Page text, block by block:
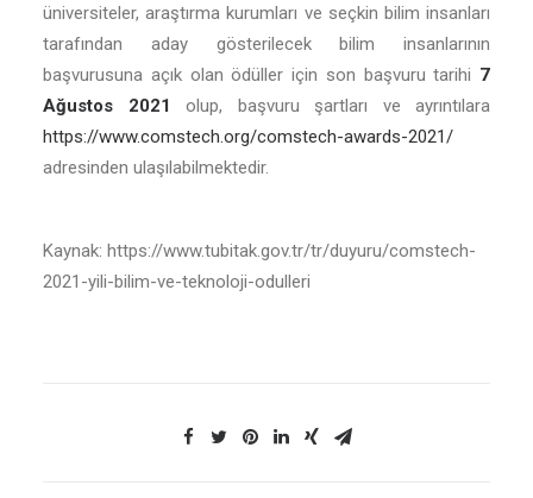
üniversiteler, araştırma kurumları ve seçkin bilim insanları
tarafından aday gösterilecek bilim insanlarının
başvurusuna açık olan ödüller için son başvuru tarihi 7
Ağustos 2021
olup, başvuru şartları ve ayrıntılara
https://www.comstech.org/comstech-awards-2021/
adresinden ulaşılabilmektedir.
Kaynak: https://www.tubitak.gov.tr/tr/duyuru/comstech-
2021-yili-bilim-ve-teknoloji-odulleri